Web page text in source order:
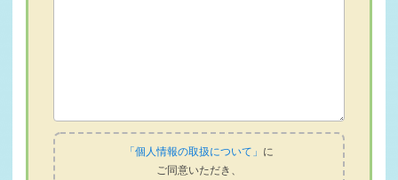
2026-05-29
札幌市T様 ポルシェ マカンターボ査定・買取 ご成約誠に
ありがとうござ …
「個人情報の取扱について」 に
ご同意いただき、